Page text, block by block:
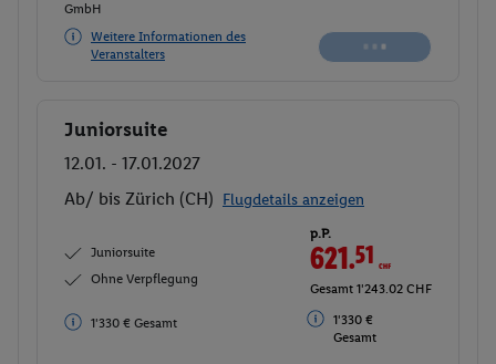
GmbH
Weitere Informationen des
Veranstalters
Buchen
Juniorsuite
12.01. - 17.01.2027
Ab/ bis Zürich (CH) Flugdetails anzeigen
Juniorsuite
Ohne Verpflegung
1'330 € Gesamt
p.P.
621.51 CHF
Gesamt 1'243.02 CHF
1'330 €
Gesamt